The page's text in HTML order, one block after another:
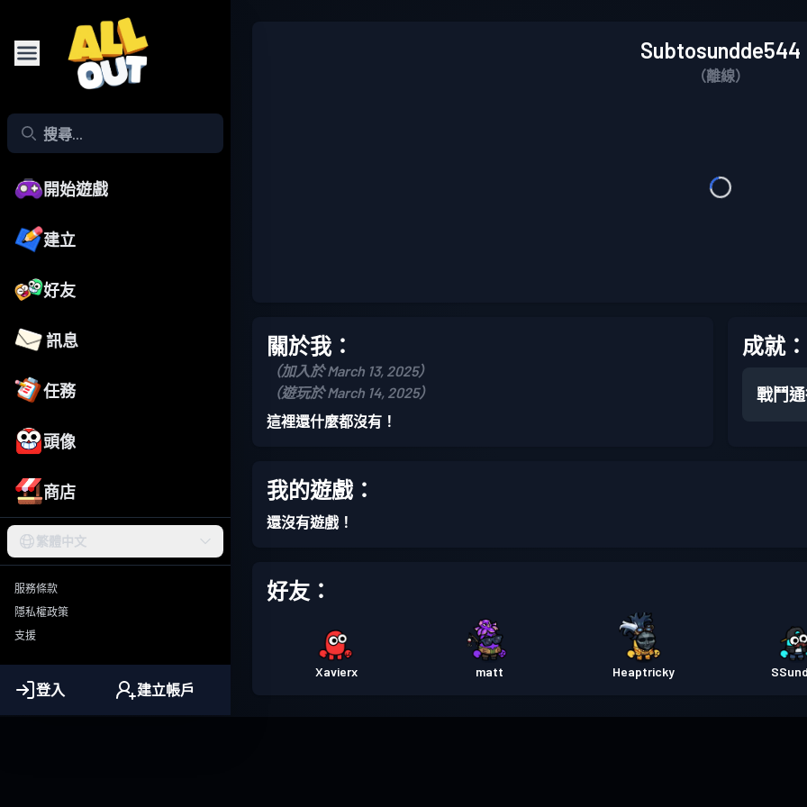
開始遊戲
建立
好友
訊息
任務
頭像
商店
繁體中文
服務條款
隱私權政策
支援
登入 建立帳戶
Subtosundde544
（離線）
關於我：
（加入於 March 13, 2025）
（遊玩於 March 14, 2025）
這裡還什麼都沒有！
成就：
戰鬥
我的遊戲：
還沒有遊戲！
好友：
Xavierx matt Heaptricky